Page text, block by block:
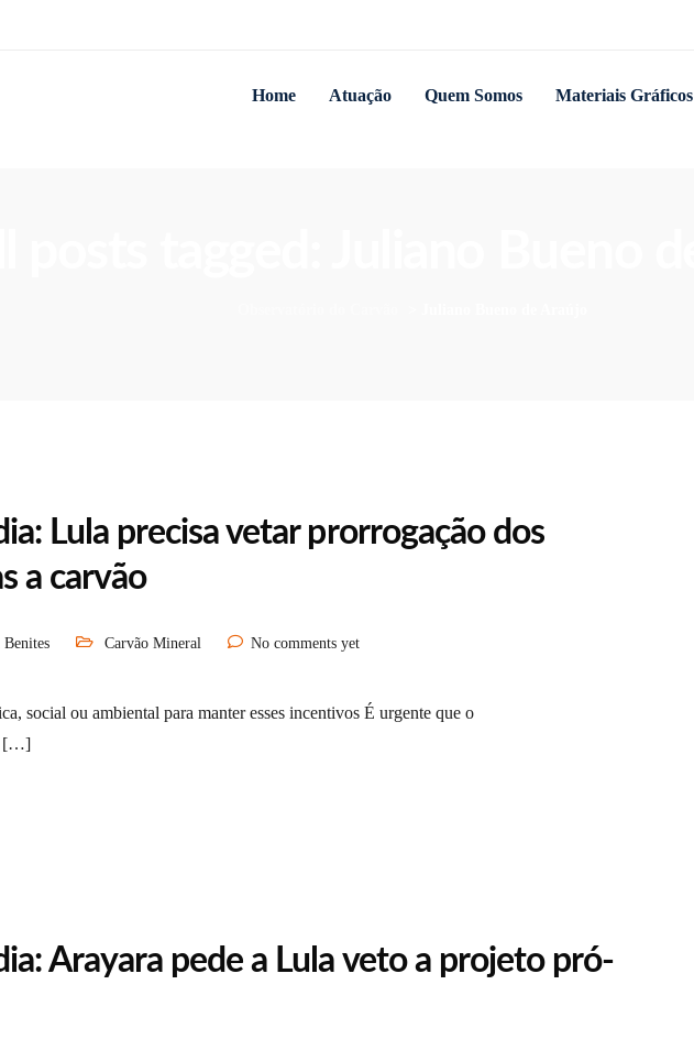
Home Atuação Quem Somos Materiais Gráficos
Lula precisa vetar prorrogação dos
a carvão
Carvão Mineral No comments yet
social ou ambiental para manter esses incentivos É urgente que o
[…]
Arayara pede a Lula veto a projeto pró-